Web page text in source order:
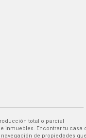
total o parcial
de propiedades